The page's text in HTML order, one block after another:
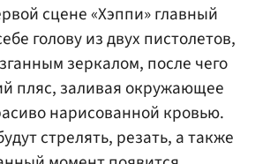
сцене «Хэппи» главный
голову из двух пистолетов,
зеркалом, после чего
пляс, заливая окружающее
нарисованной кровью.
стрелять, резать, а также